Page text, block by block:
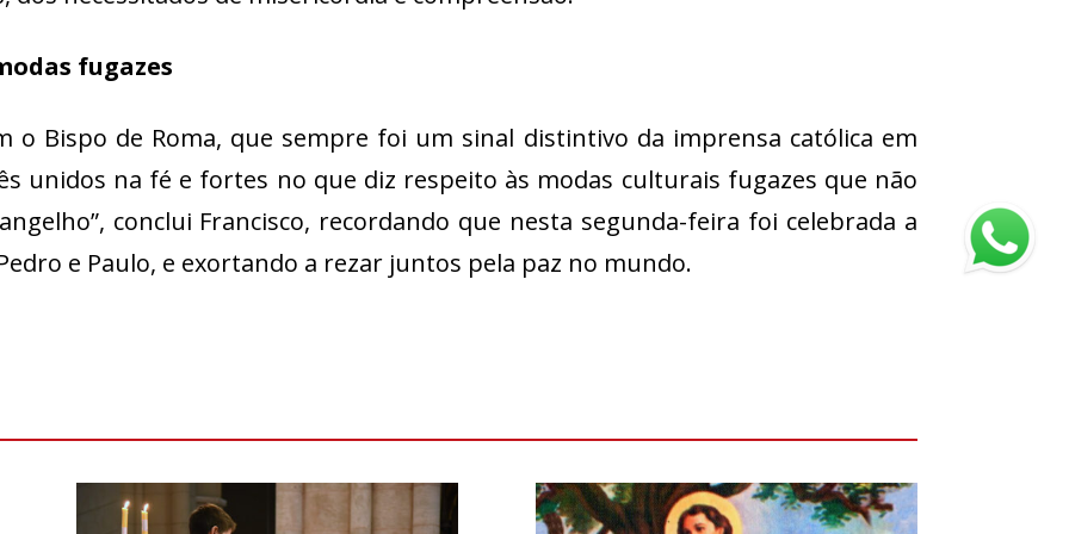
fugazes
o Bispo de Roma, que sempre foi um sinal distintivo da imprensa católica em
unidos na fé e fortes no que diz respeito às modas culturais fugazes que não
conclui Francisco, recordando que nesta segunda-feira foi celebrada a
e Paulo, e exortando a rezar juntos pela paz no mundo.